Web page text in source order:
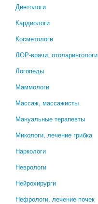
Диетологи
Кардиологи
Косметологи
ЛОР-врачи, отоларингологи
Логопеды
Маммологи
Массаж, массажисты
Мануальные терапевты
Микологи, лечение грибка
Наркологи
Неврологи
Нейрохирурги
Нефрологи, лечение почек